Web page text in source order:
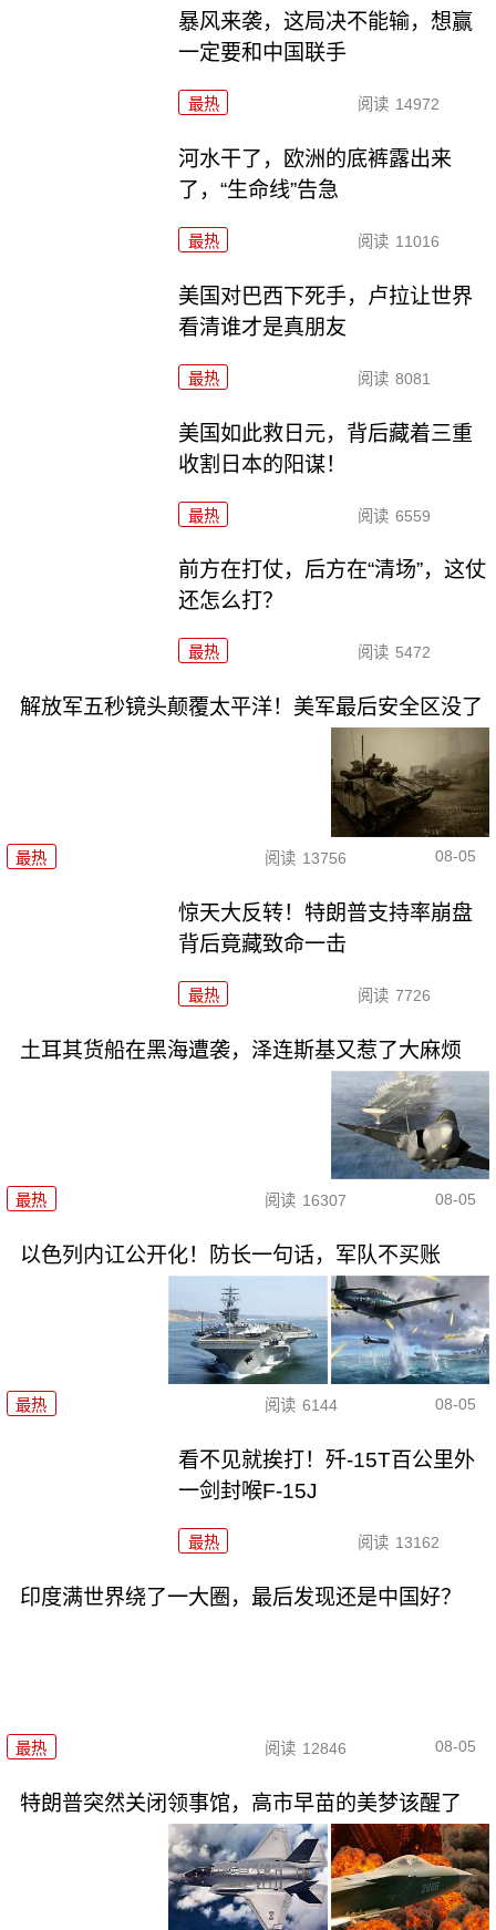
暴风来袭，这局决不能输，想赢
一定要和中国联手
最热 阅读 14972
河水干了，欧洲的底裤露出来
了，“生命线”告急
最热 阅读 11016
美国对巴西下死手，卢拉让世界
看清谁才是真朋友
最热 阅读 8081
美国如此救日元，背后藏着三重
收割日本的阳谋！
最热 阅读 6559
前方在打仗，后方在“清场”，这仗
还怎么打？
最热 阅读 5472
解放军五秒镜头颠覆太平洋！美军最后安全区没了
最热 阅读 13756 08-05
惊天大反转！特朗普支持率崩盘
背后竟藏致命一击
最热 阅读 7726
土耳其货船在黑海遭袭，泽连斯基又惹了大麻烦
最热 阅读 16307 08-05
以色列内讧公开化！防长一句话，军队不买账
最热 阅读 6144 08-05
看不见就挨打！歼-15T百公里外
一剑封喉F-15J
最热 阅读 13162
印度满世界绕了一大圈，最后发现还是中国好？
最热 阅读 12846 08-05
特朗普突然关闭领事馆，高市早苗的美梦该醒了